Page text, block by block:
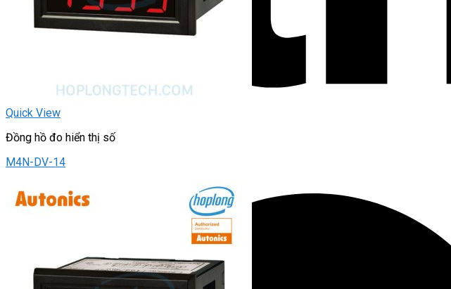
Quick View
Đồng hồ đo hiển thị số
M4N-DV-14